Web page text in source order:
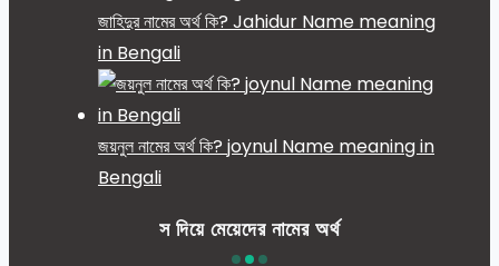
জাহিদুর নামের অর্থ কি? Jahidur Name meaning
in Bengali
জয়নুল নামের অর্থ কি? joynul Name meaning in
Bengali
স দিয়ে মেয়েদের নামের অর্থ